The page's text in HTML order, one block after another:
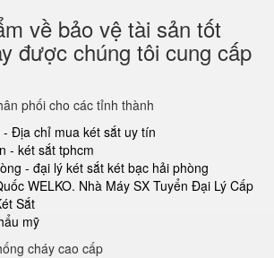
về bảo vệ tài sản tốt
được chúng tôi cung cấp
phối cho các tỉnh thành
- Địa chỉ mua két sắt uy tín
- két sắt tphcm
- đại lý két sắt két bạc hải phòng
WELKO. Nhà Máy SX Tuyển Đại Lý Cấp
Sắt
mỹ
cháy cao cấp